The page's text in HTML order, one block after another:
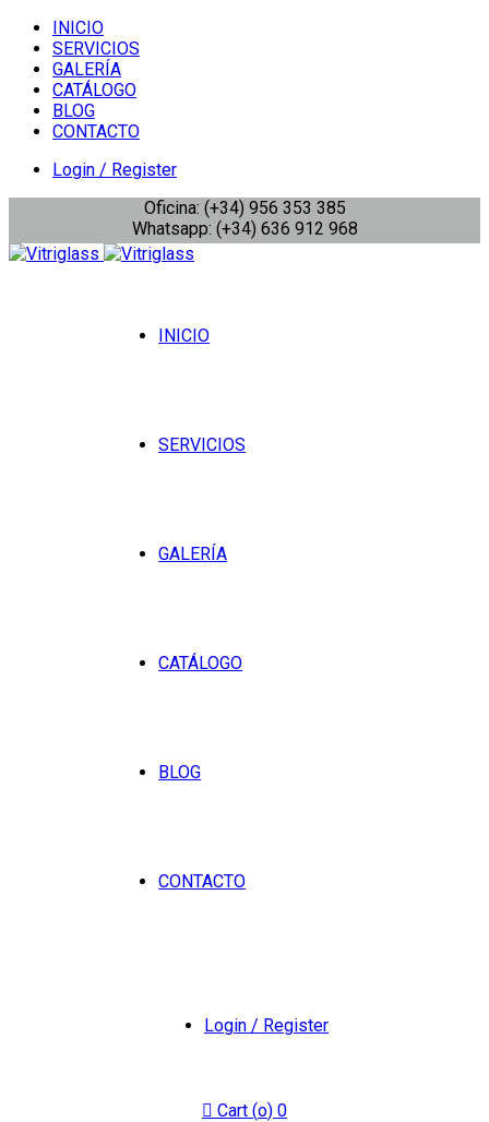
INICIO
SERVICIOS
GALERÍA
CATÁLOGO
BLOG
CONTACTO
Login / Register
Oficina: (+34) 956 353 385
Whatsapp: (+34) 636 912 968
INICIO
SERVICIOS
GALERÍA
CATÁLOGO
BLOG
CONTACTO
Login / Register
Cart (o) 0